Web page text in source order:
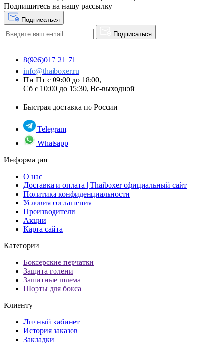
Подпишитесь на нашу рассылку
Подписаться
Подписаться
8(926)017-21-71
info@thaiboxer.ru
Пн-Пт с 09:00 до 18:00,
Сб с 10:00 до 15:30, Вс-выходной
Быстрая доставка по России
Telegram
Whatsapp
Информация
О нас
Доставка и оплата | Thaiboxer официальный сайт
Политика конфиденциальности
Условия соглашения
Производители
Акции
Карта сайта
Категории
Боксерские перчатки
Защита голени
Защитные шлема
Шорты для бокса
Клиенту
Личный кабинет
История заказов
Закладки